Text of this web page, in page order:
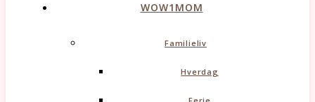
WOW1MOM
Familieliv
Hverdag